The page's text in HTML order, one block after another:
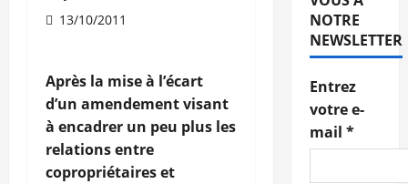
13/10/2011
Après la mise à l’écart
d’un amendement visant
à encadrer un peu plus les
relations entre
copropriétaires et
NOTRE
NEWSLETTER
Entrez
votre e-
mail *